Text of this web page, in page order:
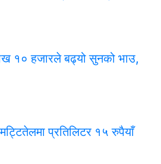
१० हजारले बढ्यो सुनको भाउ,
प्रतिलिटर १५ रुपैयाँ